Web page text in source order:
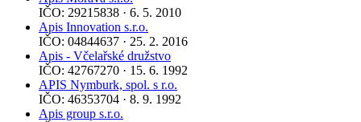
IČO: 29215838 · 6. 5. 2010
Apis Innovation s.r.o.
IČO: 04844637 · 25. 2. 2016
Apis - Včelařské družstvo
IČO: 42767270 · 15. 6. 1992
APIS Nymburk, spol. s r.o.
IČO: 46353704 · 8. 9. 1992
Apis group s.r.o.